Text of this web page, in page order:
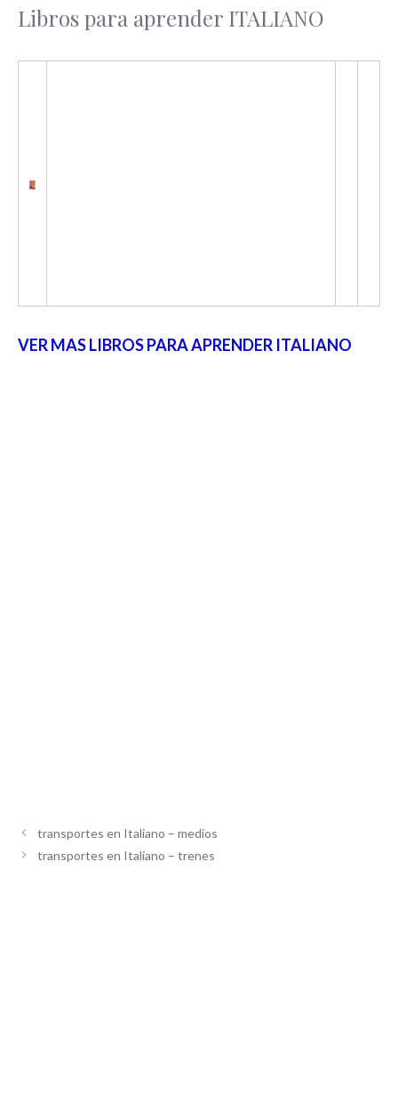
Libros para aprender ITALIANO
VER MAS LIBROS PARA APRENDER ITALIANO
transportes en Italiano – medios
transportes en Italiano – trenes